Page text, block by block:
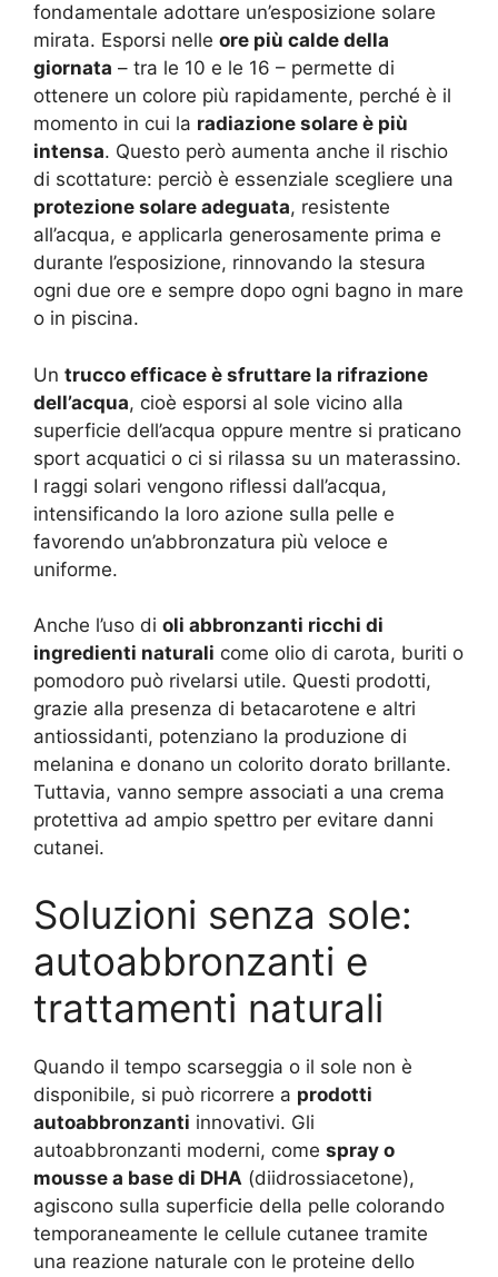
fondamentale adottare un’esposizione solare
mirata. Esporsi nelle ore più calde della
giornata – tra le 10 e le 16 – permette di
ottenere un colore più rapidamente, perché è il
momento in cui la radiazione solare è più
intensa. Questo però aumenta anche il rischio
di scottature: perciò è essenziale scegliere una
protezione solare adeguata, resistente
all’acqua, e applicarla generosamente prima e
durante l’esposizione, rinnovando la stesura
ogni due ore e sempre dopo ogni bagno in mare
o in piscina.
Un trucco efficace è sfruttare la rifrazione
dell’acqua, cioè esporsi al sole vicino alla
superficie dell’acqua oppure mentre si praticano
sport acquatici o ci si rilassa su un materassino.
I raggi solari vengono riflessi dall’acqua,
intensificando la loro azione sulla pelle e
favorendo un’abbronzatura più veloce e
uniforme.
Anche l’uso di oli abbronzanti ricchi di
ingredienti naturali come olio di carota, buriti o
pomodoro può rivelarsi utile. Questi prodotti,
grazie alla presenza di betacarotene e altri
antiossidanti, potenziano la produzione di
melanina e donano un colorito dorato brillante.
Tuttavia, vanno sempre associati a una crema
protettiva ad ampio spettro per evitare danni
cutanei.
Soluzioni senza sole:
autoabbronzanti e
trattamenti naturali
Quando il tempo scarseggia o il sole non è
disponibile, si può ricorrere a prodotti
autoabbronzanti innovativi. Gli
autoabbronzanti moderni, come spray o
mousse a base di DHA (diidrossiacetone),
agiscono sulla superficie della pelle colorando
temporaneamente le cellule cutanee tramite
una reazione naturale con le proteine dello